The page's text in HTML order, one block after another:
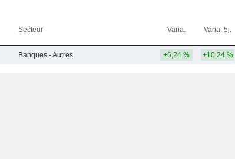
Secteur Varia. Varia. 5j.
Banques - Autres +6,24 % +10,24 %